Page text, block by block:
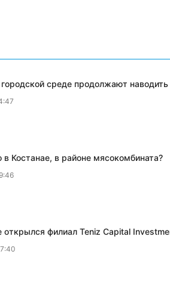
среде продолжают наводить
в Костанае, в районе мясокомбината?
открылся филиал Teniz Capital